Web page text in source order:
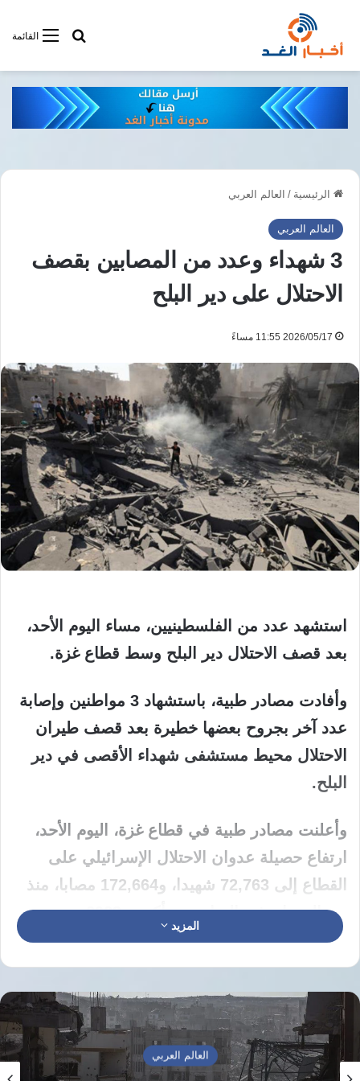
القائمةأبحت فى
الرئيسية / العالم العربي
العالم العربي
3 شهداء وعدد من المصابين بقصف
الاحتلال على دير البلح
2026/05/17 11:55 مساءً
استشهد عدد من الفلسطينيين، مساء اليوم الأحد،
بعد قصف الاحتلال دير البلح وسط قطاع غزة.
وأفادت مصادر طبية، باستشهاد 3 مواطنين وإصابة
عدد آخر بجروح بعضها خطيرة بعد قصف طيران
الاحتلال محيط مستشفى شهداء الأقصى في دير
البلح.
وأعلنت مصادر طبية في قطاع غزة، اليوم الأحد،
ارتفاع حصيلة عدوان الاحتلال الإسرائيلي على
القطاع إلى 72,763 شهيدا، و172,664 مصابا، منذ
بدء العدوان في السابع من أكتوبر 2023.
استقبلت خلال الساعات الأربع والعشرين الماضية
6 شهداء و19 إصابة.
وأشارت إلى أن إجمالي الشهداء منذ وقف إطلاق
المزيد
العالم العربي